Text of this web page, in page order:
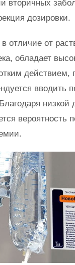
вторичных
дозировки.
отличие от
обладает
действием,
вводить
низкой
вероятность